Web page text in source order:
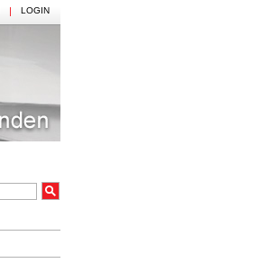
LOGIN